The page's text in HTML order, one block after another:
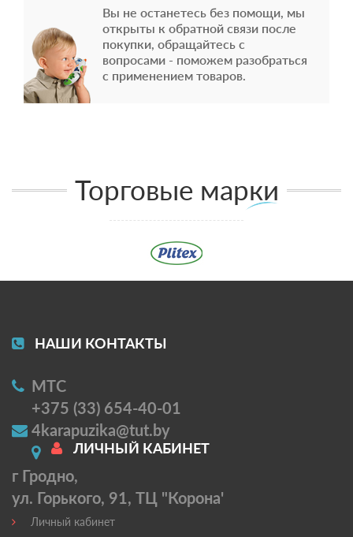
Вы не останетесь без помощи, мы
открыты к обратной связи после
покупки, обращайтесь с
вопросами - поможем разобраться
с применением товаров.
Торговые марки
НАШИ КОНТАКТЫ
МТС
+375 (33) 654-40-01
4karapuzika@tut.by
г Гродно,
ул. Горького, 91, ТЦ "Корона'
ЛИЧНЫЙ КАБИНЕТ
Личный кабинет